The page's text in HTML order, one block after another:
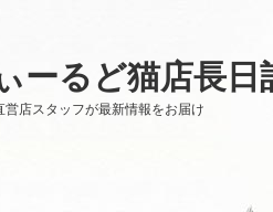
ーるど猫店長日
営店スタッフが最新情報をお届け